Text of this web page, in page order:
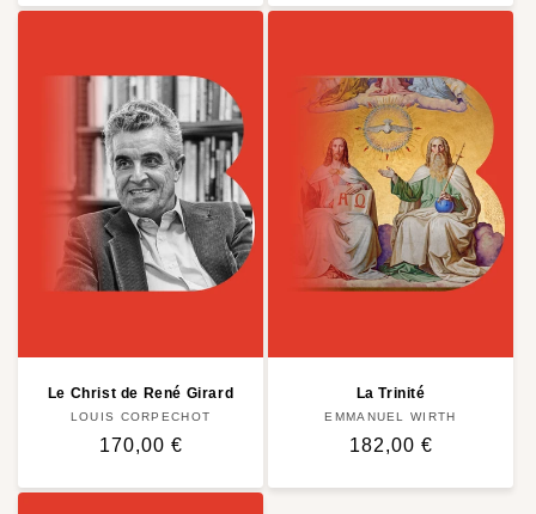
Le Christ de René Girard
Distributeur :
LOUIS CORPECHOT
Prix
170,00 €
La Trinité
Distributeur :
EMMANUEL WIRTH
Prix
182,00 €